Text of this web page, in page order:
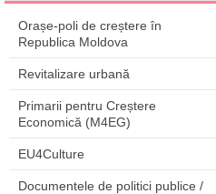
Orașe-poli de creștere în
Republica Moldova
Revitalizare urbană
Primarii pentru Creștere
Economică (M4EG)
EU4Culture
Documentele de politici publice /